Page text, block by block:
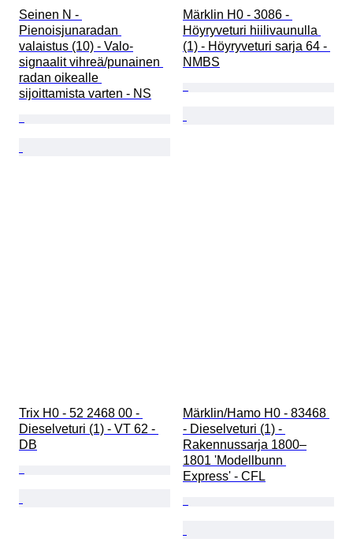
Seinen N -
Pienoisjunaradan
valaistus (10) - Valo-
signaalit vihreä/punainen
radan oikealle
sijoittamista varten - NS
Märklin H0 - 3086 -
Höyryveturi hiilivaunulla
(1) - Höyryveturi sarja 64 -
NMBS
Trix H0 - 52 2468 00 -
Dieselveturi (1) - VT 62 -
DB
Märklin/Hamo H0 - 83468
- Dieselveturi (1) -
Rakennussarja 1800–
1801 'Modellbunn
Express' - CFL